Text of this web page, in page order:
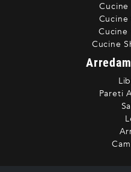
Cucine
Cucine
Cucine
Pareti